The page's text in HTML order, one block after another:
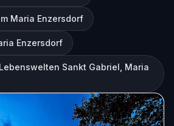
Maria Enzersdorf
Enzersdorf
Sankt Gabriel, Maria